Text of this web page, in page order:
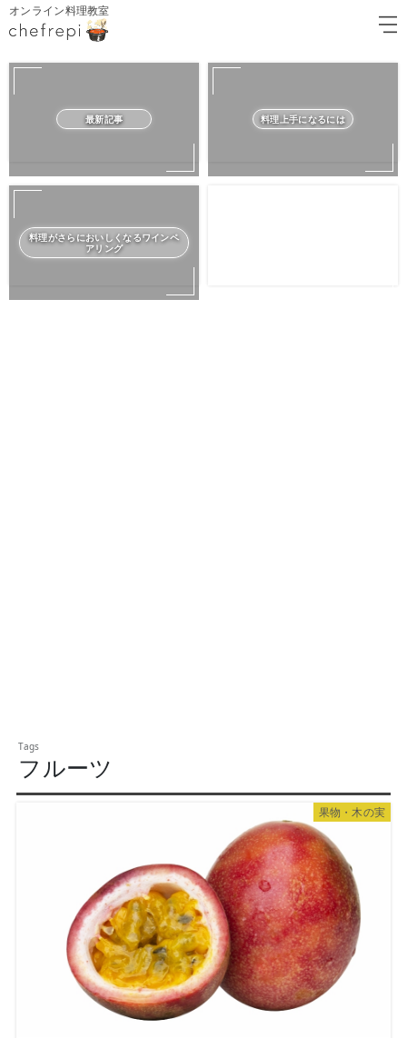
オンライン料理教室
最新記事 料理上手になるには
料理がさらにおいしくなるワインペ
アリング
フルーツ
果物・木の実